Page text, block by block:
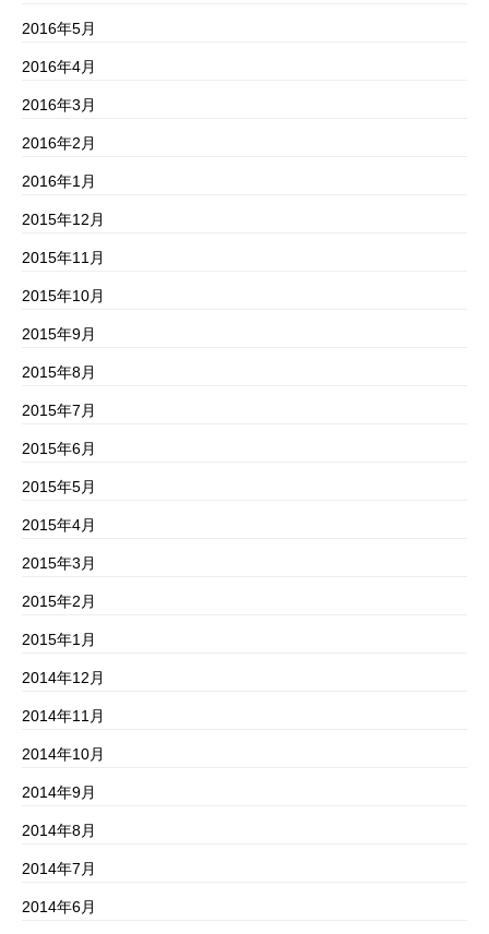
2016年5月
2016年4月
2016年3月
2016年2月
2016年1月
2015年12月
2015年11月
2015年10月
2015年9月
2015年8月
2015年7月
2015年6月
2015年5月
2015年4月
2015年3月
2015年2月
2015年1月
2014年12月
2014年11月
2014年10月
2014年9月
2014年8月
2014年7月
2014年6月